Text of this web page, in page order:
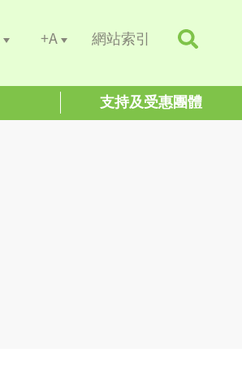
+A 網站索引
支持及受惠團體